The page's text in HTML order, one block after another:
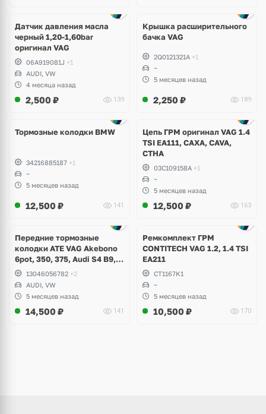
Датчик давления масла
черный 1,20-1,60bar
оригинал VAG
06A919081J +1
AUDI, VW
4 месяца назад
2,500 ₽ 139
Крышка расширительного
бачка VAG
2Q0121321A +1
~
5 месяцев назад
2,250 ₽ 189
Тормозные колодки BMW
34216885187 +1
~
5 месяцев назад
12,500 ₽ 141
Цепь ГРМ оригинал VAG 1.4
TSI EA111, CAXA, CAVA,
CTHA
03C109158A +1
~
5 месяцев назад
12,500 ₽ 163
Передние тормозные
колодки ATE VAG Akebono
6pot, 350, 375, Audi S4 B9,
S5, A6 C8, A7, Q7, Q8,
Volkswagen Touareg
13046056782 +2
AUDI, VW
5 месяцев назад
14,500 ₽ 141
Ремкомплект ГРМ
CONTITECH VAG 1.2, 1.4 TSI
EA211
CT1167K1
~
5 месяцев назад
10,500 ₽ 170